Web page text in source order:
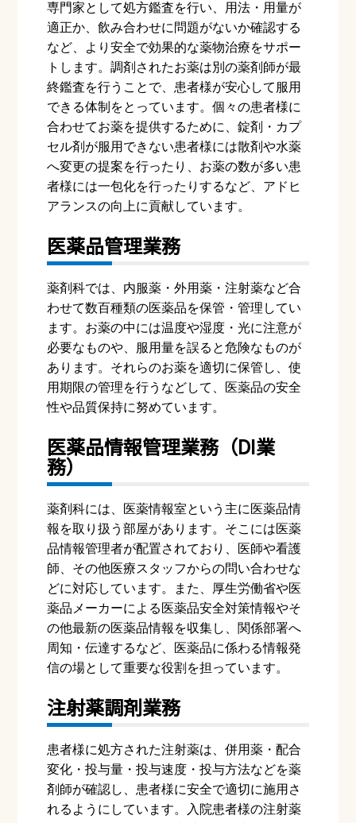
専門家として処方鑑査を行い、用法・用量が
適正か、飲み合わせに問題がないか確認する
など、より安全で効果的な薬物治療をサポー
トします。調剤されたお薬は別の薬剤師が最
終鑑査を行うことで、患者様が安心して服用
できる体制をとっています。個々の患者様に
合わせてお薬を提供するために、錠剤・カプ
セル剤が服用できない患者様には散剤や水薬
へ変更の提案を行ったり、お薬の数が多い患
者様には一包化を行ったりするなど、アドヒ
アランスの向上に貢献しています。
医薬品管理業務
薬剤科では、内服薬・外用薬・注射薬など合
わせて数百種類の医薬品を保管・管理してい
ます。お薬の中には温度や湿度・光に注意が
必要なものや、服用量を誤ると危険なものが
あります。それらのお薬を適切に保管し、使
用期限の管理を行うなどして、医薬品の安全
性や品質保持に努めています。
医薬品情報管理業務（DI業
務）
薬剤科には、医薬情報室という主に医薬品情
報を取り扱う部屋があります。そこには医薬
品情報管理者が配置されており、医師や看護
師、その他医療スタッフからの問い合わせな
どに対応しています。また、厚生労働省や医
薬品メーカーによる医薬品安全対策情報やそ
の他最新の医薬品情報を収集し、関係部署へ
周知・伝達するなど、医薬品に係わる情報発
信の場として重要な役割を担っています。
注射薬調剤業務
患者様に処方された注射薬は、併用薬・配合
変化・投与量・投与速度・投与方法などを薬
剤師が確認し、患者様に安全で適切に施用さ
れるようにしています。入院患者様の注射薬